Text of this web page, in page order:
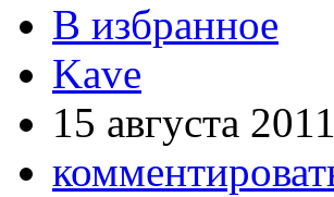
В избранное
Kave
15 августа